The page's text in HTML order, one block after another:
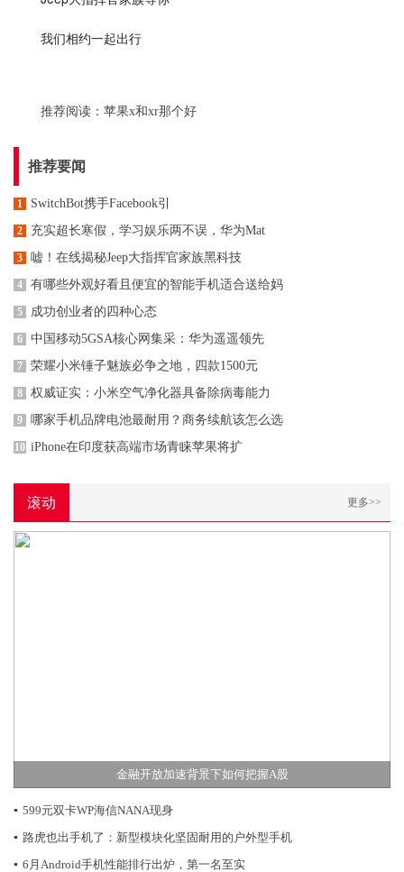
我们相约一起出行
推荐阅读： 苹果x和xr那个好
推荐要闻
1 SwitchBot携手Facebook引
2 充实超长寒假，学习娱乐两不误，华为Mat
3 嘘！在线揭秘Jeep大指挥官家族黑科技
4 有哪些外观好看且便宜的智能手机适合送给妈
5 成功创业者的四种心态
6 中国移动5GSA核心网集采：华为遥遥领先
7 荣耀小米锤子魅族必争之地，四款1500元
8 权威证实：小米空气净化器具备除病毒能力
9 哪家手机品牌电池最耐用？商务续航该怎么选
10 iPhone在印度获高端市场青睐苹果将扩
滚动 更多>>
金融开放加速背景下如何把握A股
▪ 599元双卡WP海信NANA现身
▪ 路虎也出手机了：新型模块化坚固耐用的户外型手机
▪ 6月Android手机性能排行出炉，第一名至实